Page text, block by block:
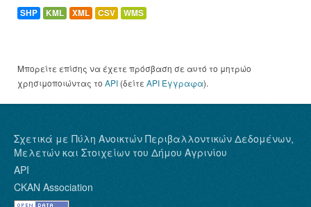
SHP KML XML CSV WMS
Μπορείτε επίσης να έχετε πρόσβαση σε αυτό το μητρώο
χρησιμοποιώντας το API (δείτε API Έγγραφα).
Σχετικά με Πύλη Ανοικτών Περιβαλλοντικών Δεδομένων,
Μελετών και Στοιχείων του Δήμου Αγρινίου
API
CKAN Association